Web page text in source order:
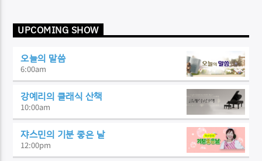
UPCOMING SHOW
오늘의 말씀
6:00am
강예리의 클래식 산책
10:00am
쟈스민의 기분 좋은 날
12:00pm